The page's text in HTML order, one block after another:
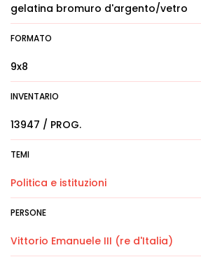
gelatina bromuro d'argento/vetro
FORMATO
9x8
INVENTARIO
13947 / PROG.
TEMI
Politica e istituzioni
PERSONE
Vittorio Emanuele III (re d'Italia)